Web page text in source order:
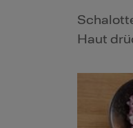
Haut